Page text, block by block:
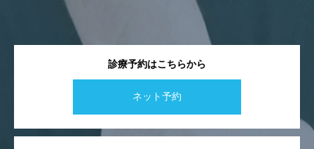
診療予約はこちらから
ネット予約